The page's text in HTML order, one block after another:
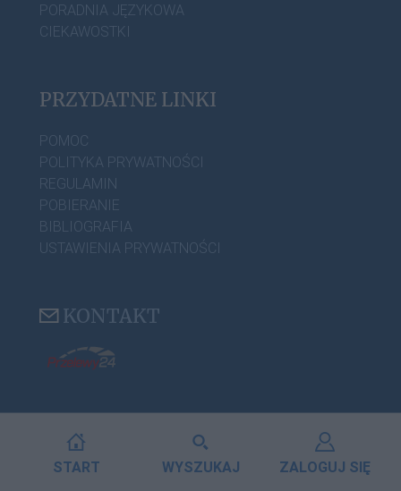
PORADNIA JĘZYKOWA
CIEKAWOSTKI
PRZYDATNE LINKI
POMOC
POLITYKA PRYWATNOŚCI
REGULAMIN
POBIERANIE
BIBLIOGRAFIA
USTAWIENIA PRYWATNOŚCI
KONTAKT
START WYSZUKAJ ZALOGUJ SIĘ